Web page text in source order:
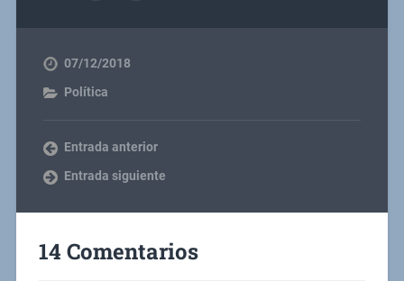
07/12/2018
Política
Entrada anterior
Entrada siguiente
14 Comentarios